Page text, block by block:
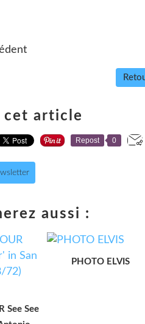
cet article
Repost 0
aussi :
See See
PHOTO ELVIS